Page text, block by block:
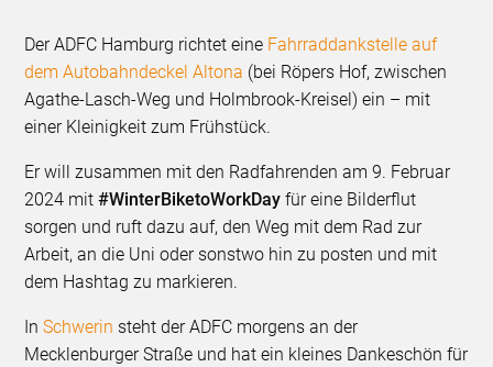
Der ADFC Hamburg richtet eine Fahrraddankstelle auf
dem Autobahndeckel Altona (bei Röpers Hof, zwischen
Agathe-Lasch-Weg und Holmbrook-Kreisel) ein – mit
einer Kleinigkeit zum Frühstück.
Er will zusammen mit den Radfahrenden am 9. Februar
2024 mit#WinterBiketoWorkDay für eine Bilderflut
sorgen und ruft dazu auf, den Weg mit dem Rad zur
Arbeit, an die Uni oder sonstwo hin zu posten und mit
dem Hashtag zu markieren.
InSchwerin steht der ADFC morgens an der
Mecklenburger Straße und hat ein kleines Dankeschön für